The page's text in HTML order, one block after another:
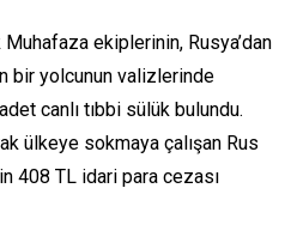
ekiplerinin, Rusya’dan
bir yolcunun valizlerinde
canlı tıbbi sülük bulundu.
ülkeye sokmaya çalışan Rus
408 TL idari para cezası